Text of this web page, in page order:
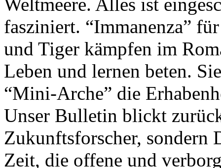
Weltmeere. Alles ist
fasziniert. “Immanenza”
und Tiger kämpfen im
Leben und lernen beten.
“Mini-Arche” die
Unser Bulletin blickt
Zukunftsforscher, sondern
Zeit, die offene und